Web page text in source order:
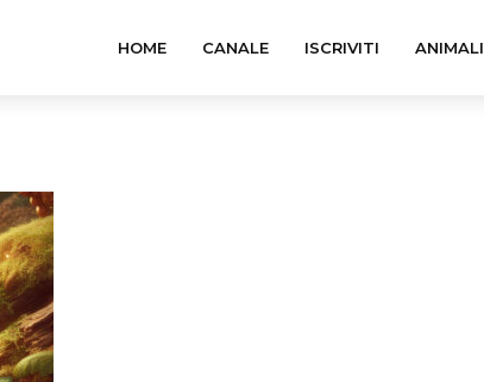
HOME CANALE ISCRIVITI ANIMALI